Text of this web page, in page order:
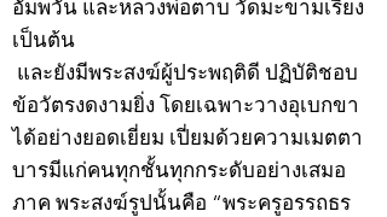
อัมพวัน และหลวงพ่อตาบ วัดมะขามเรียง
เป็นต้น
และยังมีพระสงฆ์ผู้ประพฤติดี ปฏิบัติชอบ
ข้อวัตรงดงามยิ่ง โดยเฉพาะวางอุเบกขา
ได้อย่างยอดเยี่ยม เปี่ยมด้วยความเมตตา
บารมีแก่คนทุกชั้นทุกกระดับอย่างเสมอ
ภาค พระสงฆ์รูปนั้นคือ “พระครูอรรถธร